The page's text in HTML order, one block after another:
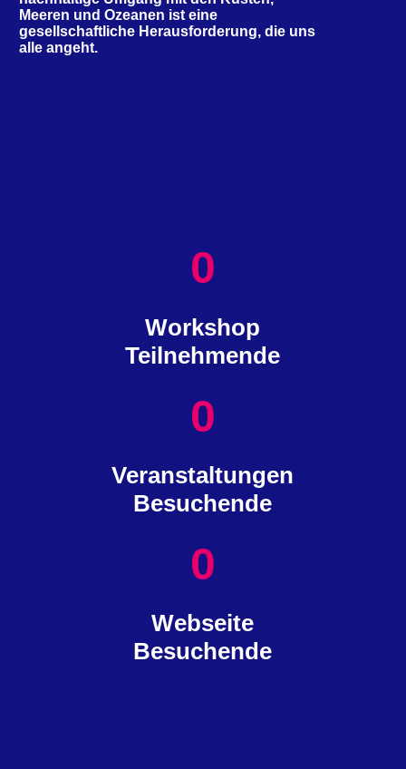
Meeren und Ozeanen ist eine
gesellschaftliche Herausforderung, die uns
alle angeht.
0
Workshop
Teilnehmende
0
Veranstaltungen
Besuchende
0
Webseite
Besuchende